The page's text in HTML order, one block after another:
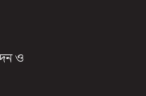
ও